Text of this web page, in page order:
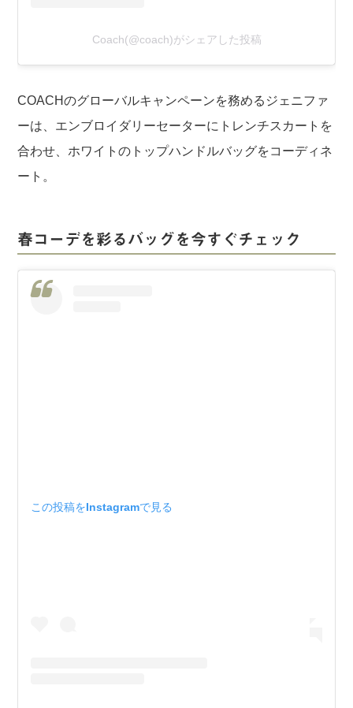
Coach(@coach)がシェアした投稿
COACHのグローバルキャンペーンを務めるジェニファ
ーは、エンブロイダリーセーターにトレンチスカートを
合わせ、ホワイトのトップハンドルバッグをコーディネ
ート。
春コーデを彩るバッグを今すぐチェック
この投稿をInstagramで見る